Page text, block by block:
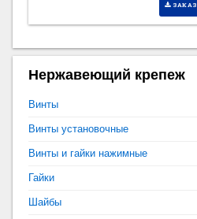
ЗАКАЗ
Нержавеющий крепеж
Винты
Винты установочные
Винты и гайки нажимные
Гайки
Шайбы